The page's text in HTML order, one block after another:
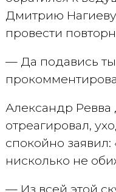
Дмитрию
провести
— Да подавись
Александр Ревва
отреагировал,
спокойно заявил:
нисколько не
— Из всей этой